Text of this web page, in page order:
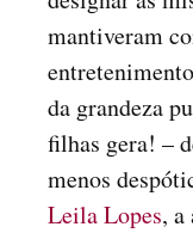
mantiveram
da grandeza
filhas gera! –
menos
Leila Lopes, a